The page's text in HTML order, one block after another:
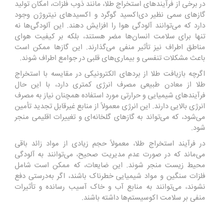
در برخی از فرآیندهای استخراج طلا، مانند ذوب فلزات، امکان تولید
گازهای سمی نظیر دی‌اکسید گوگرد و اکسیدهای نیتروژن وجود
دارد که می‌توانند آلودگی هوا را افزایش دهند. این آلودگی‌ها نه
تنها برای سلامت انسان‌ها مضر هستند، بلکه بر کیفیت هوای
مناطق اطراف نیز تأثیر منفی می‌گذارند. این گازها ممکن است
باعث مشکلات تنفسی و بیماری‌های قلبی در جوامع اطراف شوند.
اگرچه بازیافت طلا از بردهای الکترونیکی در مقایسه با استخراج
طلا از معادن طبیعی مصرف انرژی کمتری دارد، با این حال
فرآیندهای شیمیایی و حرارتی مورد استفاده همچنان نیاز به مصرف
انرژی بالایی دارند. این انرژی معمولاً از منابع غیرقابل تجدید تأمین
می‌شود، که می‌تواند به گازهای گلخانه‌ای و تغییرات اقلیمی منجر
شود.
در فرآیند استخراج طلا، معمولاً حجم زیادی از مواد زائد باقی
می‌ماند که در صورت عدم مدیریت صحیح، می‌توانند به آلودگی
محیط زیست منجر شوند. این ضایعات، که ممکن است شامل
فلزات سنگین و مواد شیمیایی خطرناک باشند، اگر به‌درستی دفع
نشوند، می‌توانند به منابع آب و خاک آسیب رسانده و تأثیرات
منفی بر سلامت اکوسیستم‌ها داشته باشند.